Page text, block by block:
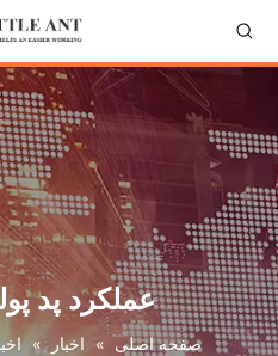
عملکرد پد
صفحه اصلی » اخبار »